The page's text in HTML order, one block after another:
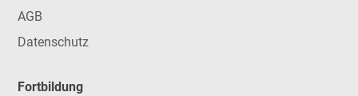
AGB
Datenschutz
Fortbildung